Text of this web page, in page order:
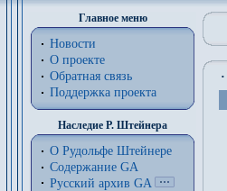
Главное меню
Новости
О проекте
Обратная связь
Поддержка проекта
Наследие Р. Штейнера
О Рудольфе Штейнере
Содержание GA
Русский архив GA
·